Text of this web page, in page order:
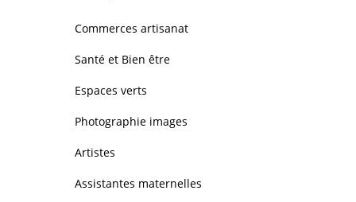
Commerces artisanat
Santé et Bien être
Espaces verts
Photographie images
Artistes
Assistantes maternelles